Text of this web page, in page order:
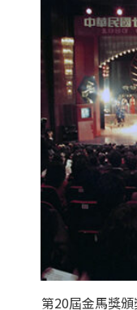
第20屆金馬獎